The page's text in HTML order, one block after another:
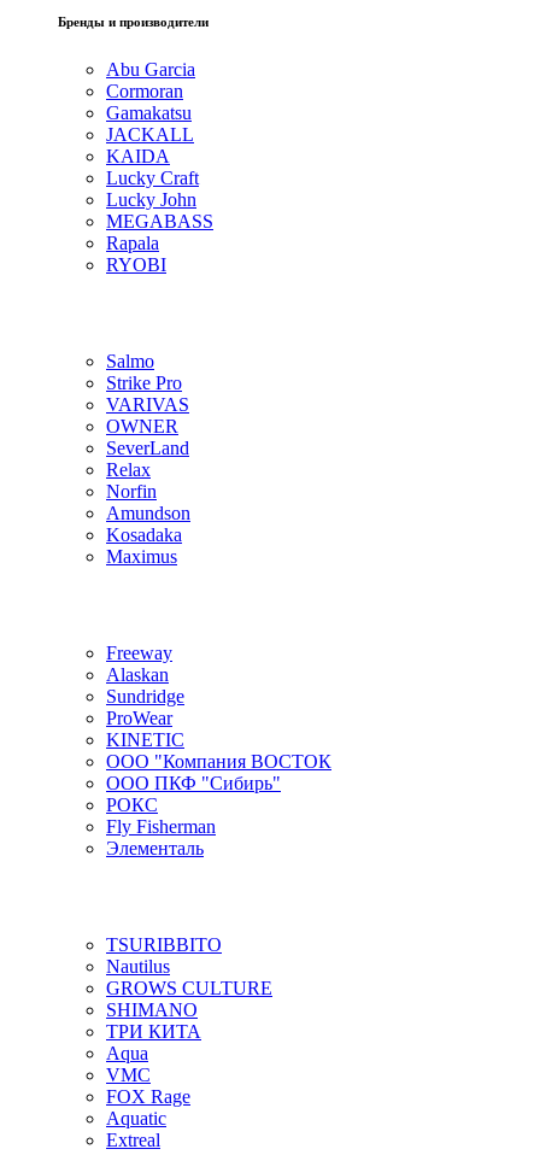
Бренды и производители
Abu Garcia
Cormoran
Gamakatsu
JACKALL
KAIDA
Lucky Craft
Lucky John
MEGABASS
Rapala
RYOBI
Salmo
Strike Pro
VARIVAS
OWNER
SeverLand
Relax
Norfin
Amundson
Kosadaka
Maximus
Freeway
Alaskan
Sundridge
ProWear
KINETIC
ООО "Компания ВОСТОК
ООО ПКФ "Сибирь"
РОКС
Fly Fisherman
Элементаль
TSURIBBITO
Nautilus
GROWS CULTURE
SHIMANO
ТРИ КИТА
Aqua
VMC
FOX Rage
Aquatic
Extreal